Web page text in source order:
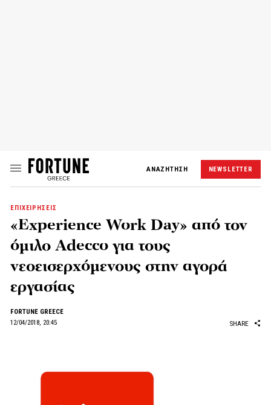
ΑΝΑΖΗΤΗΣΗ NEWSLETTER
ΕΠΙΧΕΙΡΗΣΕΙΣ
«Experience Work Day» από τον
όμιλο Adecco για τους
νεοεισερχόμενους στην αγορά
εργασίας
FORTUNE GREECE
12/04/2018, 20:45
SHARE